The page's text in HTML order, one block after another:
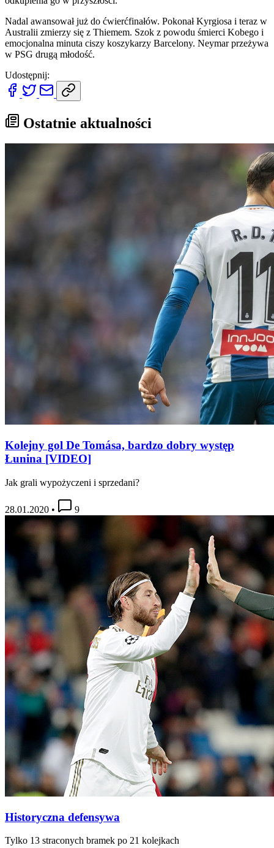
Nadal awansował już do ćwierćfinałów. Pokonał Kyrgiosa i teraz w
Australii zmierzy się z Thiemem. Szok z powodu śmierci Kobego i
emocjonalna minuta ciszy koszykarzy Barcelony. Neymar przeżywa
w PSG drugą młodość.
Udostępnij:
Ostatnie aktualności
Kolejny gol De Tomása, bardzo dobry występ
Łunina [VIDEO]
Jak grali wypożyczeni i sprzedani?
28.01.2020 • 9
Historyczna defensywa
Tylko 13 straconych bramek po 21 kolejkach